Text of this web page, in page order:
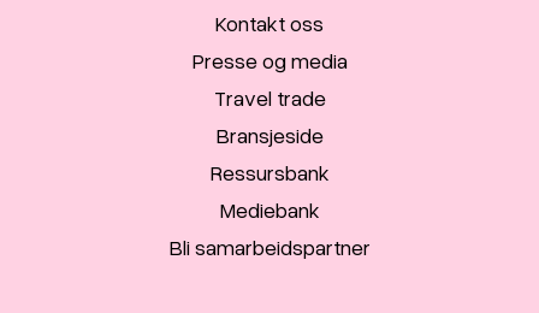
Kontakt oss
Presse og media
Travel trade
Bransjeside
Ressursbank
Mediebank
Bli samarbeidspartner